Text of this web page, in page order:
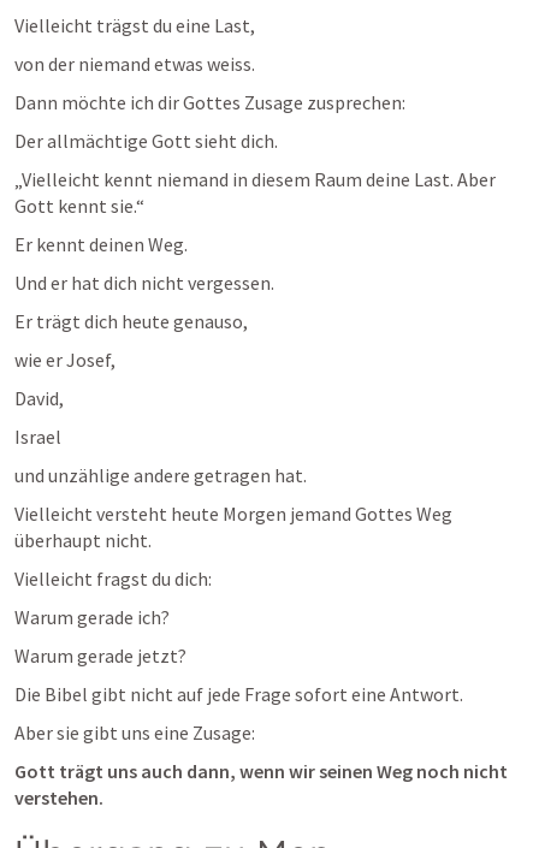
Vielleicht trägst du eine Last,
von der niemand etwas weiss.
Dann möchte ich dir Gottes Zusage zusprechen:
Der allmächtige Gott sieht dich.
„Vielleicht kennt niemand in diesem Raum deine Last. Aber
Gott kennt sie.“
Er kennt deinen Weg.
Und er hat dich nicht vergessen.
Er trägt dich heute genauso,
wie er Josef,
David,
Israel
und unzählige andere getragen hat.
Vielleicht versteht heute Morgen jemand Gottes Weg
überhaupt nicht.
Vielleicht fragst du dich:
Warum gerade ich?
Warum gerade jetzt?
Die Bibel gibt nicht auf jede Frage sofort eine Antwort.
Aber sie gibt uns eine Zusage:
Gott trägt uns auch dann, wenn wir seinen Weg noch nicht
verstehen.